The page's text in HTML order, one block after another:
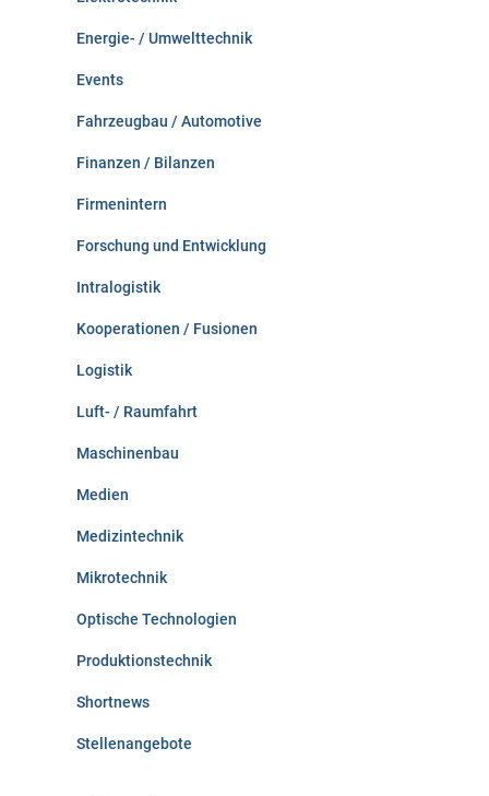
Energie- / Umwelttechnik
Events
Fahrzeugbau / Automotive
Finanzen / Bilanzen
Firmenintern
Forschung und Entwicklung
Intralogistik
Kooperationen / Fusionen
Logistik
Luft- / Raumfahrt
Maschinenbau
Medien
Medizintechnik
Mikrotechnik
Optische Technologien
Produktionstechnik
Shortnews
Stellenangebote